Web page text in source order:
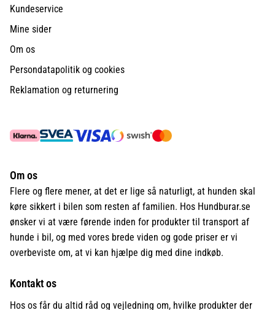
Kundeservice
Mine sider
Om os
Persondatapolitik og cookies
Reklamation og returnering
Om os
Flere og flere mener, at det er lige så naturligt, at hunden skal
køre sikkert i bilen som resten af familien. Hos Hundburar.se
ønsker vi at være førende inden for produkter til transport af
hunde i bil, og med vores brede viden og gode priser er vi
overbeviste om, at vi kan hjælpe dig med dine indkøb.
Kontakt os
Hos os får du altid råd og vejledning om, hvilke produkter der